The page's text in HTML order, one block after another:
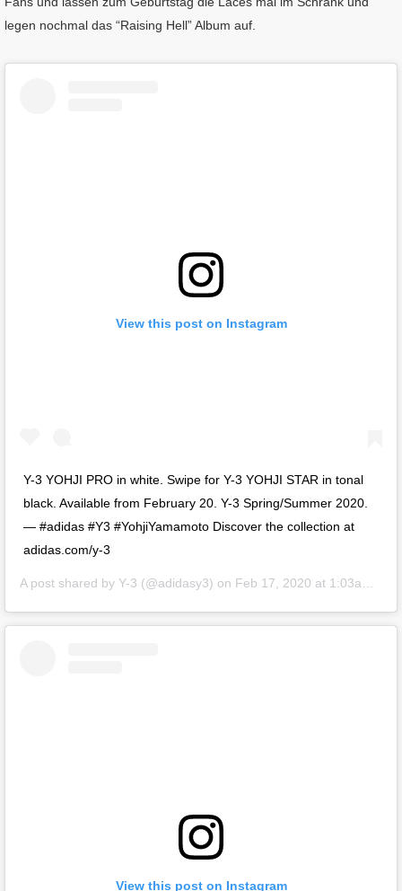
legen nochmal das “Raising Hell” Album auf.
View this post on Instagram
Y-3 YOHJI PRO in white. Swipe for Y-3 YOHJI STAR in tonal
black. Available from February 20. Y-3 Spring/Summer 2020.
— #adidas #Y3 #YohjiYamamoto Discover the collection at
adidas.com/y-3
A post shared by Y-3 (@adidasy3) on Feb 17, 2020 at 1:03am PST
View this post on Instagram